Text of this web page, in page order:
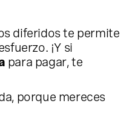
diferidos te permite
¡Y si
para pagar, te
porque mereces